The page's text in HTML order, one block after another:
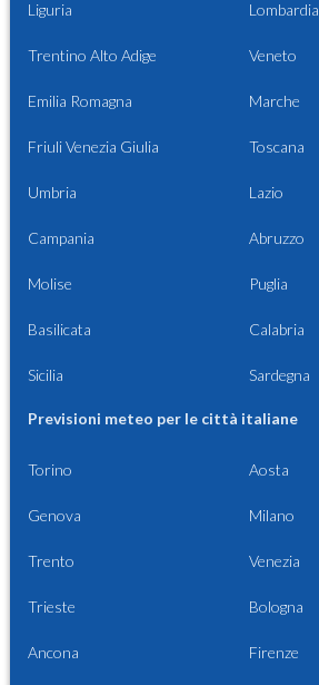
Liguria Lombardia
Trentino Alto Adige Veneto
Emilia Romagna Marche
Friuli Venezia Giulia Toscana
Umbria Lazio
Campania Abruzzo
Molise Puglia
Basilicata Calabria
Sicilia Sardegna
Previsioni meteo per le città italiane
Torino Aosta
Genova Milano
Trento Venezia
Trieste Bologna
Ancona Firenze